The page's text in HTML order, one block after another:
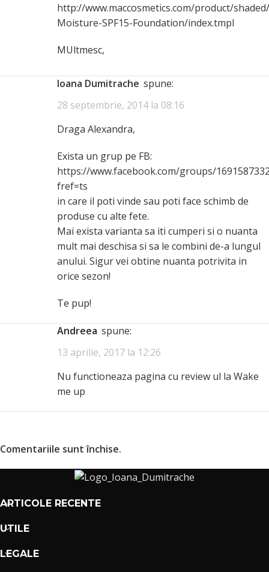
http://www.maccosmetics.com/product/
Moisture-SPF15-Foundation/index.tmpl
MUltmesc,
Ioana Dumitrache spune:
28 septembrie, 2014 la 08:16
Draga Alexandra,
Exista un grup pe FB:
https://www.facebook.com/groups/
fref=ts
in care il poti vinde sau poti face schimb de
produse cu alte fete.
Mai exista varianta sa iti cumperi si o nuanta
mult mai deschisa si sa le combini de-a lungul
anului. Sigur vei obtine nuanta potrivita in
orice sezon!
Te pup!
Andreea spune:
13 aprilie, 2017 la 12:26
Nu functioneaza pagina cu review ul la Wake
me up
Comentariile sunt închise.
ARTICOLE RECENTE
UTILE
LEGALE